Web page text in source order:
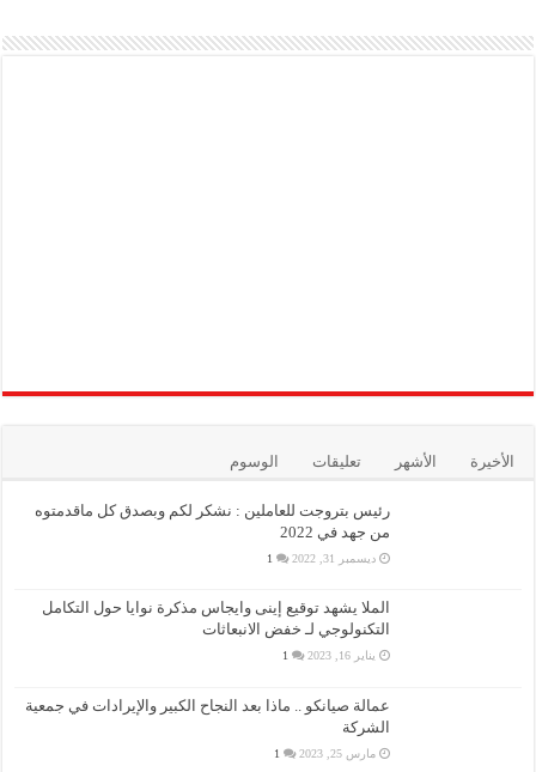
الأخيرة الأشهر تعليقات الوسوم
رئيس بتروجت للعاملين : نشكر لكم وبصدق كل ماقدمتوه
من جهد في 2022
ديسمبر 31, 2022 1
الملا يشهد توقيع إينى وايجاس مذكرة نوايا حول التكامل
التكنولوجي لـ خفض الانبعاثات
يناير 16, 2023 1
عمالة صيانكو .. ماذا بعد النجاح الكبير والإيرادات في جمعية
الشركة
مارس 25, 2023 1